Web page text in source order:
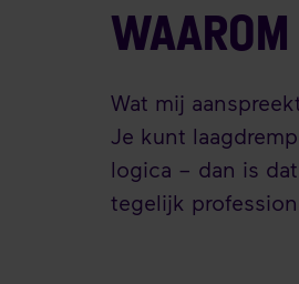
Wat mij
Je kunt
logica – dan is
tegelijk